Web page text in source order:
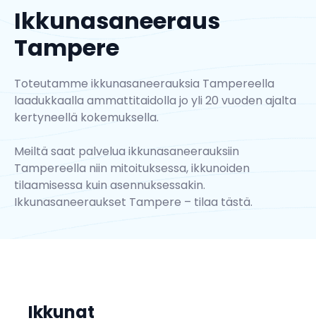
Ikkunasaneeraus
Tampere
Toteutamme ikkunasaneerauksia Tampereella
laadukkaalla ammattitaidolla jo yli 20 vuoden ajalta
kertyneellä kokemuksella.
Meiltä saat palvelua ikkunasaneerauksiin
Tampereella niin mitoituksessa, ikkunoiden
tilaamisessa kuin asennuksessakin.
Ikkunasaneeraukset Tampere – tilaa tästä.
Ikkunat